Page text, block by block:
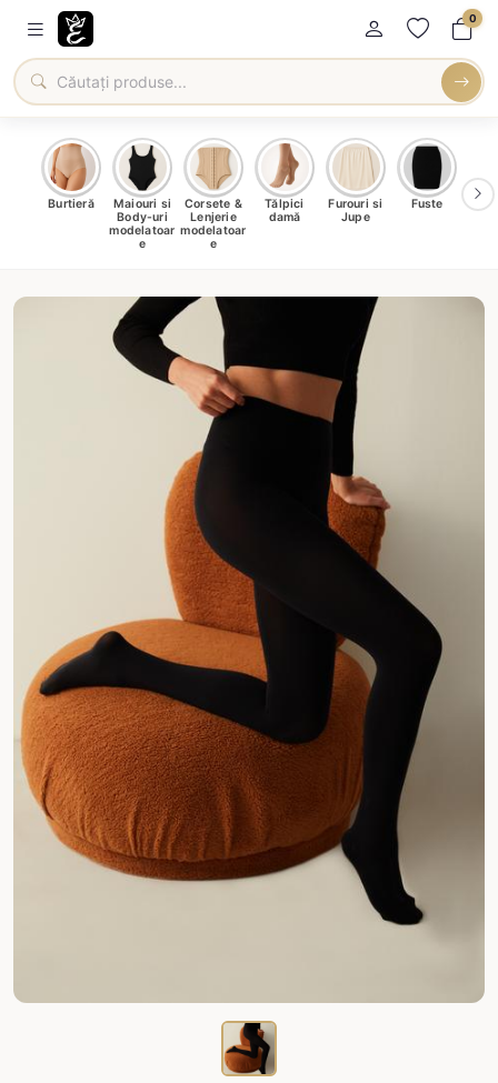
0
Burtieră
Maiouri si
Body-uri
modelatoar
e
Corsete &
Lenjerie
modelatoar
e
Tălpici
damă
Furouri si
Jupe
Fuste